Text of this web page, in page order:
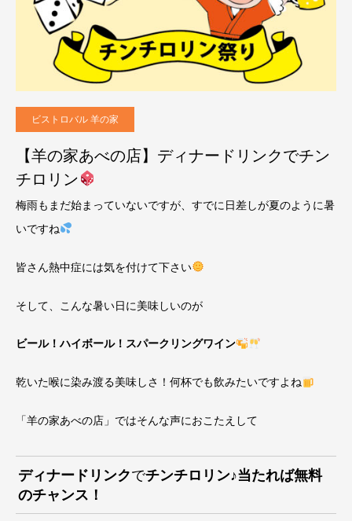
ビストロバル 羊の家
【羊の家あべの店】ディナードリンクでチン
チロリン
梅雨もまだ始まっていないですが、すでに日差しが夏のように暑
いですね
皆さん熱中症には気を付けて下さい
そして、こんな暑い日に美味しいのが
ビール！ハイボール！スパークリングワイン
乾いた喉に染み渡る美味しさ！何杯でも飲みたいですよね
「羊の家あべの店」ではそんな声におこたえして
ディナードリンクでチンチロリン♪当たれば無料
のチャンス！